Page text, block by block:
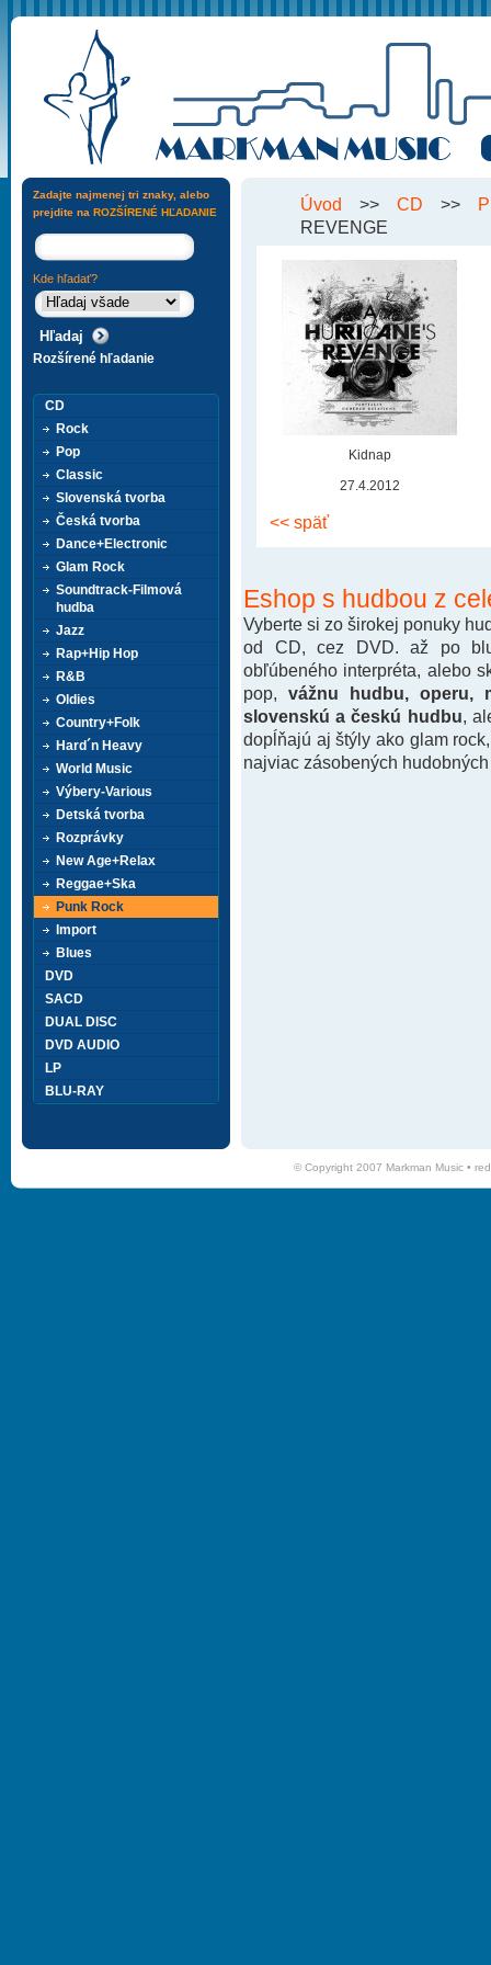
Úvod >> CD >>
REVENGE
Kidnap
27.4.2012
<< späť
Eshop s hudbou z
Vyberte si zo širokej ponuky
od CD, cez DVD. až po
obľúbeného interpréta, alebo
pop, vážnu hudbu, operu,
slovenskú a českú hudbu ,
dopĺňajú aj štýly ako glam
najviac zásobených
Zadajte najmenej tri znaky, alebo
prejdite na ROZŠÍRENÉ HĽADANIE
Kde hľadať?
Rozšírené hľadanie
CD
Rock
Pop
Classic
Slovenská tvorba
Česká tvorba
Dance+Electronic
Glam Rock
Soundtrack-Filmová
hudba
Jazz
Rap+Hip Hop
R&B
Oldies
Country+Folk
Hard´n Heavy
World Music
Výbery-Various
Detská tvorba
Rozprávky
New Age+Relax
Reggae+Ska
Punk Rock
Import
Blues
DVD
SACD
DUAL DISC
DVD AUDIO
LP
BLU-RAY
© Copyright 2007 Markman Music •